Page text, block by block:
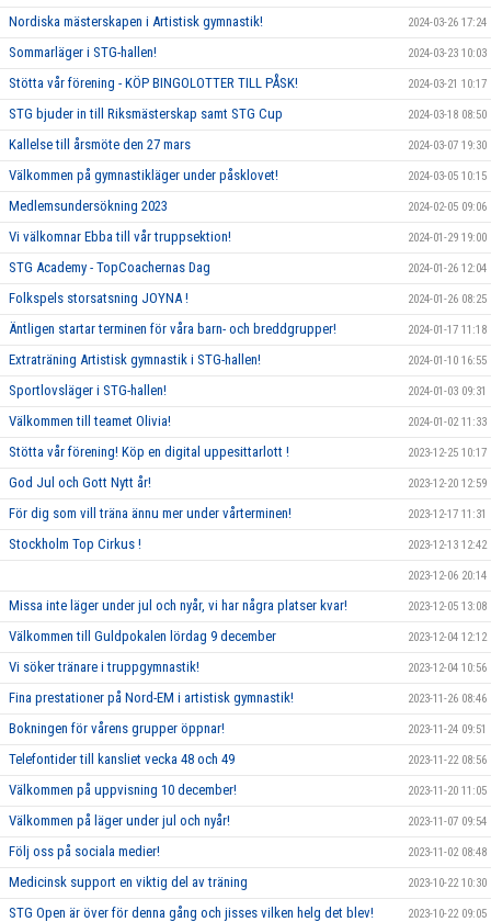
Nordiska mästerskapen i Artistisk gymnastik! 2024-03-26 17:24
Sommarläger i STG-hallen! 2024-03-23 10:03
Stötta vår förening - KÖP BINGOLOTTER TILL PÅSK! 2024-03-21 10:17
STG bjuder in till Riksmästerskap samt STG Cup 2024-03-18 08:50
Kallelse till årsmöte den 27 mars 2024-03-07 19:30
Välkommen på gymnastikläger under påsklovet! 2024-03-05 10:15
Medlemsundersökning 2023 2024-02-05 09:06
Vi välkomnar Ebba till vår truppsektion! 2024-01-29 19:00
STG Academy - TopCoachernas Dag 2024-01-26 12:04
Folkspels storsatsning JOYNA ! 2024-01-26 08:25
Äntligen startar terminen för våra barn- och breddgrupper! 2024-01-17 11:18
Extraträning Artistisk gymnastik i STG-hallen! 2024-01-10 16:55
Sportlovsläger i STG-hallen! 2024-01-03 09:31
Välkommen till teamet Olivia! 2024-01-02 11:33
Stötta vår förening! Köp en digital uppesittarlott ! 2023-12-25 10:17
God Jul och Gott Nytt år! 2023-12-20 12:59
För dig som vill träna ännu mer under vårterminen! 2023-12-17 11:31
Stockholm Top Cirkus ! 2023-12-13 12:42
2023-12-06 20:14
Missa inte läger under jul och nyår, vi har några platser kvar! 2023-12-05 13:08
Välkommen till Guldpokalen lördag 9 december 2023-12-04 12:12
Vi söker tränare i truppgymnastik! 2023-12-04 10:56
Fina prestationer på Nord-EM i artistisk gymnastik! 2023-11-26 08:46
Bokningen för vårens grupper öppnar! 2023-11-24 09:51
Telefontider till kansliet vecka 48 och 49 2023-11-22 08:56
Välkommen på uppvisning 10 december! 2023-11-20 11:05
Välkommen på läger under jul och nyår! 2023-11-07 09:54
Följ oss på sociala medier! 2023-11-02 08:48
Medicinsk support en viktig del av träning 2023-10-22 10:30
STG Open är över för denna gång och jisses vilken helg det blev! 2023-10-22 09:05